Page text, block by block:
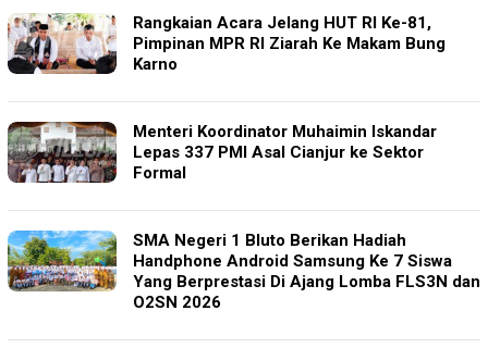
Rangkaian Acara Jelang HUT RI Ke-81,
Pimpinan MPR RI Ziarah Ke Makam Bung
Karno
Menteri Koordinator Muhaimin Iskandar
Lepas 337 PMI Asal Cianjur ke Sektor
Formal
SMA Negeri 1 Bluto Berikan Hadiah
Handphone Android Samsung Ke 7 Siswa
Yang Berprestasi Di Ajang Lomba FLS3N dan
O2SN 2026